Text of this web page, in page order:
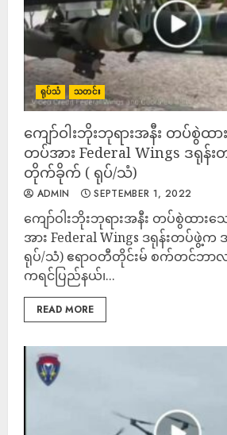
ရုပ်သံ သတင်း
ကျော်ဝါးဘိုးဘုရားအနီး တပ်စွဲထ
တပ်အား Federal Wings ဒရုန်
တိုက်ခိုက် ( ရုပ်/သံ)
ADMIN SEPTEMBER 1, 2022
ကျော်ဝါးဘိုးဘုရားအနီး တပ်စွဲထား
အား Federal Wings ဒရုန်းတပ်ဖွဲ့
ရုပ်/သံ) ဧရာဝတီတိုင်းမ် စက်တင်ဘာ
ကရင်ပြည်နယ်၊...
READ MORE